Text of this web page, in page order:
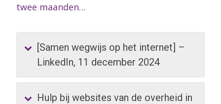
twee maanden…
[Samen wegwijs op het internet] –
LinkedIn, 11 december 2024
Hulp bij websites van de overheid in